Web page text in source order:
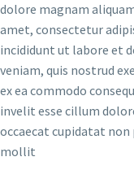
dolore magnam
amet, consectetur
incididunt ut labore et
veniam, quis nostrud
ex ea commodo
invelit esse cillum
occaecat cupidatat
mollit